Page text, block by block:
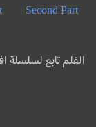
الفلم تابع لسلسلة